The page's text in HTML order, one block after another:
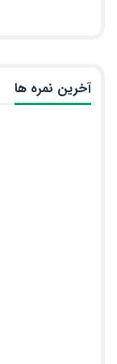
آخرین نمره ها